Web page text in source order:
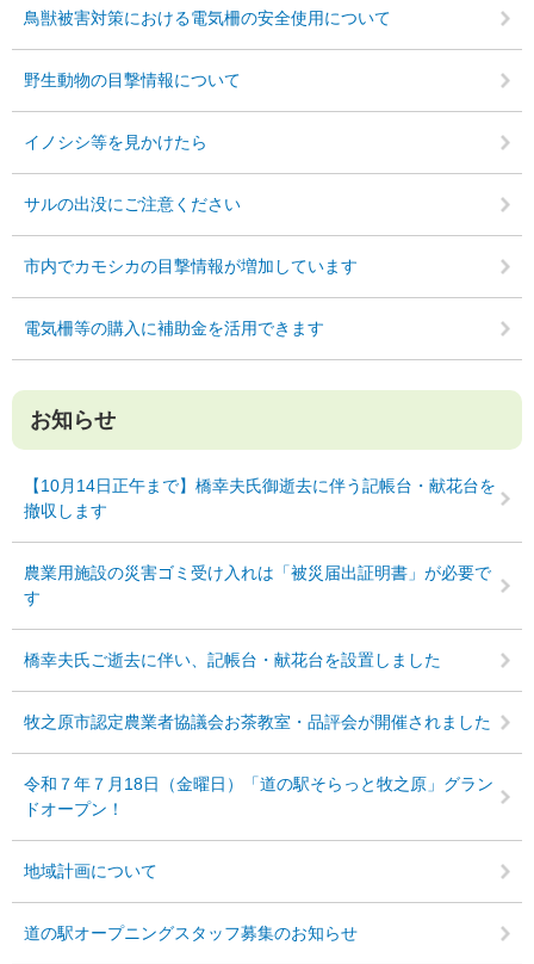
鳥獣被害対策における電気柵の安全使用について
野生動物の目撃情報について
イノシシ等を見かけたら
サルの出没にご注意ください
市内でカモシカの目撃情報が増加しています
電気柵等の購入に補助金を活用できます
お知らせ
【10月14日正午まで】橋幸夫氏御逝去に伴う記帳台・献花台を
撤収します
農業用施設の災害ゴミ受け入れは「被災届出証明書」が必要で
す
橋幸夫氏ご逝去に伴い、記帳台・献花台を設置しました
牧之原市認定農業者協議会お茶教室・品評会が開催されました
令和７年７月18日（金曜日）「道の駅そらっと牧之原」グラン
ドオープン！
地域計画について
道の駅オープニングスタッフ募集のお知らせ